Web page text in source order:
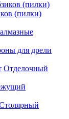
(пилки)
для дрели
Отделочный